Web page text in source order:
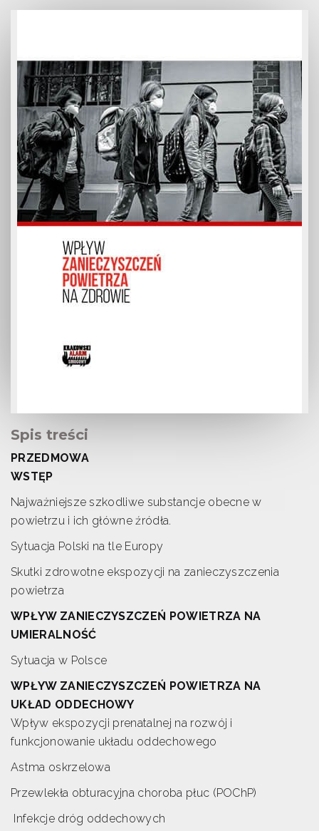
Spis treści
PRZEDMOWA
WSTĘP
Najważniejsze szkodliwe substancje obecne w
powietrzu i ich główne źródła.
Sytuacja Polski na tle Europy
Skutki zdrowotne ekspozycji na zanieczyszczenia
powietrza
WPŁYW ZANIECZYSZCZEŃ POWIETRZA NA
UMIERALNOŚĆ
Sytuacja w Polsce
WPŁYW ZANIECZYSZCZEŃ POWIETRZA NA
UKŁAD ODDECHOWY
Wpływ ekspozycji prenatalnej na rozwój i
funkcjonowanie układu oddechowego
Astma oskrzelowa
Przewlekła obturacyjna choroba płuc (POChP)
Infekcje dróg oddechowych